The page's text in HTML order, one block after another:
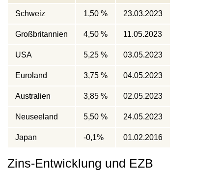
Schweiz 1,50 % 23.03.2023
Großbritannien 4,50 % 11.05.2023
USA 5,25 % 03.05.2023
Euroland 3,75 % 04.05.2023
Australien 3,85 % 02.05.2023
Neuseeland 5,50 % 24.05.2023
Japan -0,1% 01.02.2016
Zins-Entwicklung und EZB